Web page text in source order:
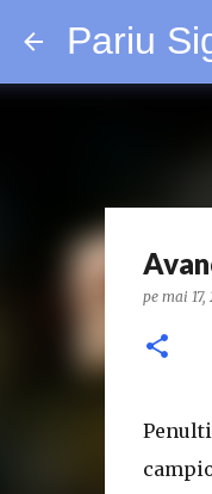
Pariu
pe mai 17,